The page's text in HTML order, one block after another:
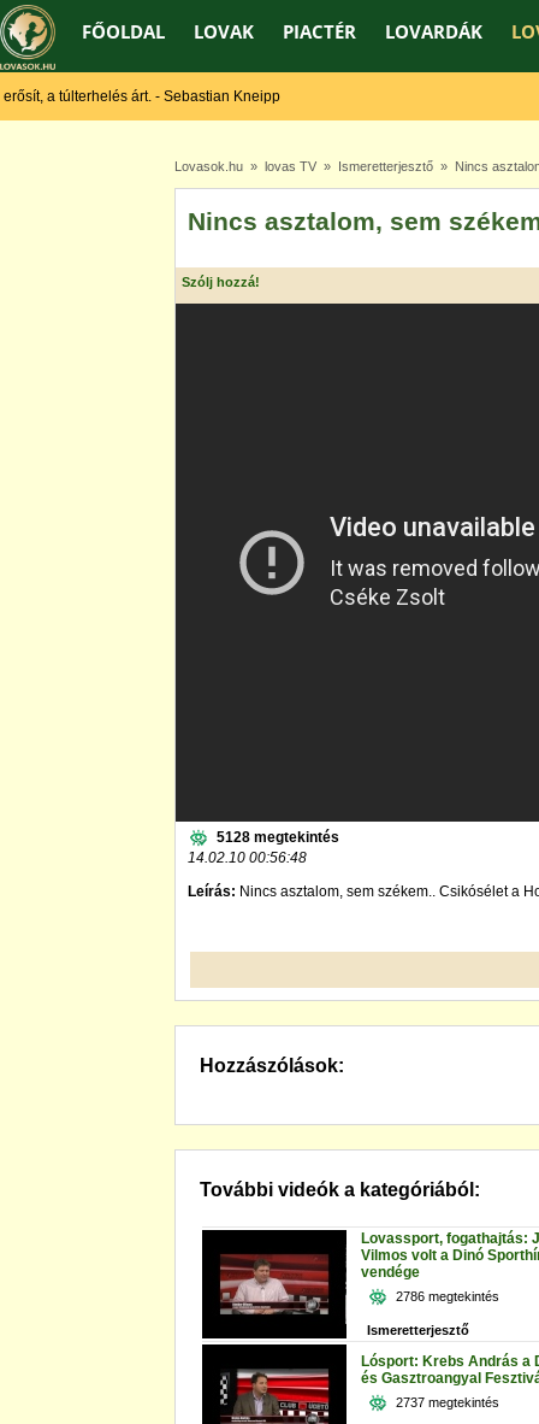
FŐOLDAL LOVAK PIACTÉR LOVARDÁK
a túlterhelés árt. - Sebastian Kneipp
Lovasok.hu» lovas TV» Ismeretterjesztő» Nincs
Nincs asztalom, sem
Szólj hozzá!
5128 megtekintés
14.02.10 00:56:48
Leírás: Nincs asztalom, sem székem.. Csikósélet a
Hozzászólások:
További videók a kategóriából:
Lovassport, fogathajtás:
Vilmos volt a Dinó
vendége
2786 megtekintés
Ismeretterjesztő
Lósport: Krebs András a
és Gasztroangyal
2737 megtekintés